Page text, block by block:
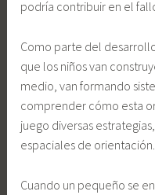
podría contribuir en el
Como parte del
que los niños van
medio, van formando
comprender cómo esta
juego diversas
espaciales de orientación.
Cuando un pequeño se